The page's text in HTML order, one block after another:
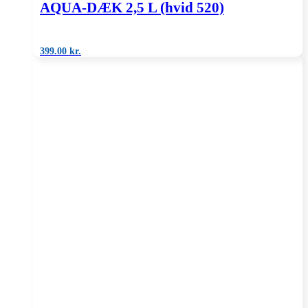
AQUA-DÆK 2,5 L (hvid 520)
399.00 kr.